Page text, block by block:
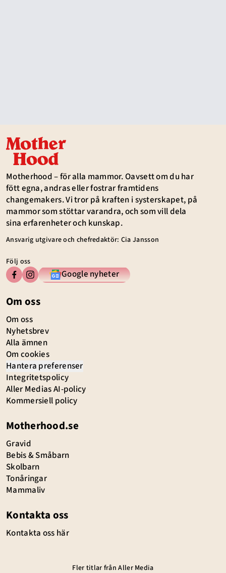
Motherhood – för alla mammor. Oavsett om du har
fött egna, andras eller fostrar framtidens
changemakers. Vi tror på kraften i systerskapet, på
mammor som stöttar varandra, och som vill dela
sina erfarenheter och kunskap.
Ansvarig utgivare och chefredaktör: Cia Jansson
Följ oss
Google nyheter
Om oss
Om oss
Nyhetsbrev
Alla ämnen
Om cookies
Hantera preferenser
Integritetspolicy
Aller Medias AI-policy
Kommersiell policy
Motherhood.se
Gravid
Bebis & Småbarn
Skolbarn
Tonåringar
Mammaliv
Kontakta oss
Kontakta oss här
Fler titlar från Aller Media